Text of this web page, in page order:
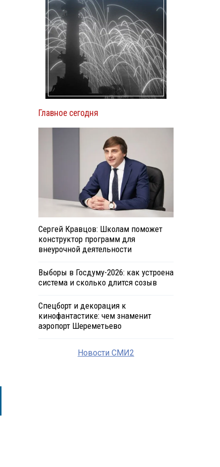
Главное сегодня
Сергей Кравцов: Школам поможет
конструктор программ для
внеурочной деятельности
Выборы в Госдуму-2026: как устроена
система и сколько длится созыв
Спецборт и декорация к
кинофантастике: чем знаменит
аэропорт Шереметьево
Новости СМИ2